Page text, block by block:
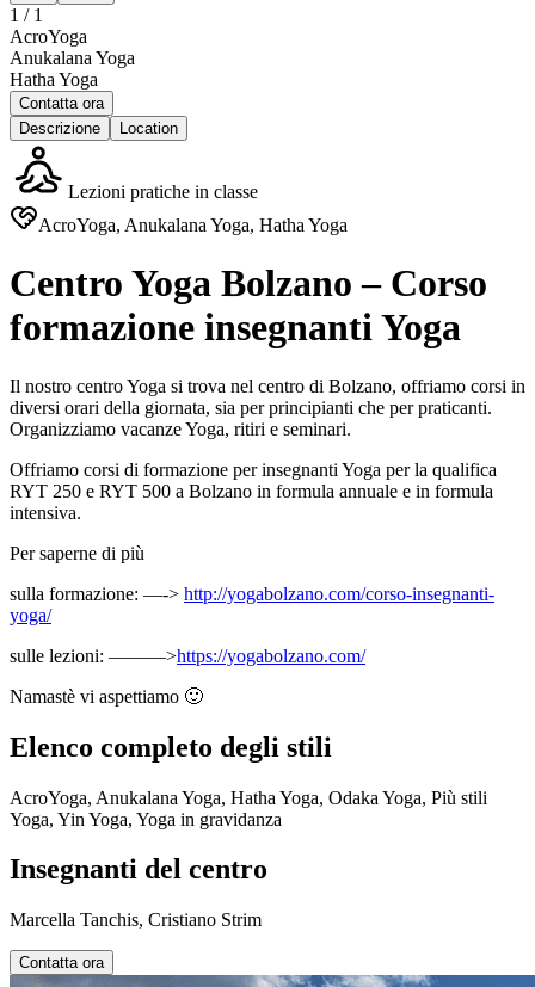
1 / 1
AcroYoga
Anukalana Yoga
Hatha Yoga
Contatta ora
Descrizione
Location
Lezioni pratiche in classe
AcroYoga, Anukalana Yoga, Hatha Yoga
Centro Yoga Bolzano – Corso
formazione insegnanti Yoga
Il nostro centro Yoga si trova nel centro di Bolzano, offriamo corsi in
diversi orari della giornata, sia per principianti che per praticanti.
Organizziamo vacanze Yoga, ritiri e seminari.
Offriamo corsi di formazione per insegnanti Yoga per la qualifica
RYT 250 e RYT 500 a Bolzano in formula annuale e in formula
intensiva.
Per saperne di più
sulla formazione: —-> http://yogabolzano.com/corso-insegnanti-
yoga/
sulle lezioni: ———>https://yogabolzano.com/
Namastè vi aspettiamo 🙂
Elenco completo degli stili
AcroYoga, Anukalana Yoga, Hatha Yoga, Odaka Yoga, Più stili
Yoga, Yin Yoga, Yoga in gravidanza
Insegnanti del centro
Marcella Tanchis, Cristiano Strim
Contatta ora